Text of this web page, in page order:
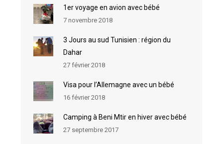
1er voyage en avion avec bébé
7 novembre 2018
3 Jours au sud Tunisien : région du
Dahar
27 février 2018
Visa pour l’Allemagne avec un bébé
16 février 2018
Camping à Beni Mtir en hiver avec bébé
27 septembre 2017